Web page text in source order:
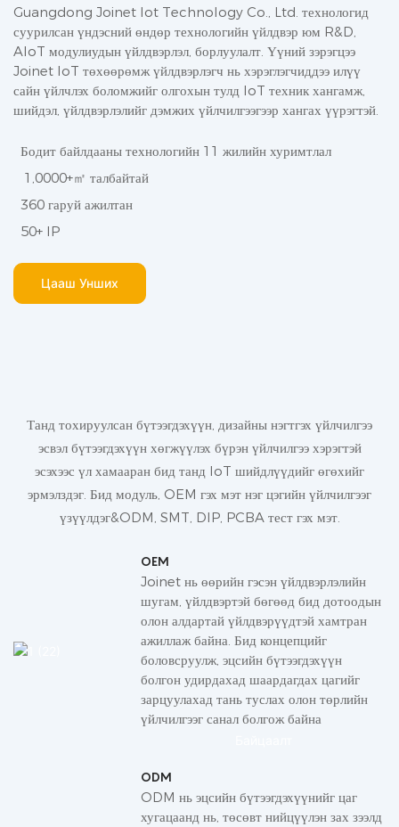
Guangdong Joinet Iot Technology Co., Ltd. технологид
суурилсан үндэсний өндөр технологийн үйлдвэр юм R&D,
AIoT модулиудын үйлдвэрлэл, борлуулалт. Үүний зэрэгцээ
Joinet IoT төхөөрөмж үйлдвэрлэгч нь хэрэглэгчиддээ илүү
сайн үйлчлэх боломжийг олгохын тулд IoT техник хангамж,
шийдэл, үйлдвэрлэлийг дэмжих үйлчилгээгээр хангах үүрэгтэй.
Бодит байлдааны технологийн 11 жилийн хуримтлал
1,0000+㎡ талбайтай
360 гаруй ажилтан
50+ IP
Цааш Унших
Танд тохируулсан бүтээгдэхүүн, дизайны нэгтгэх үйлчилгээ
эсвэл бүтээгдэхүүн хөгжүүлэх бүрэн үйлчилгээ хэрэгтэй
эсэхээс үл хамааран бид танд IoT шийдлүүдийг өгөхийг
эрмэлздэг. Бид модуль, OEM гэх мэт нэг цэгийн үйлчилгээг
үзүүлдэг&ODM, SMT, DIP, PCBA тест гэх мэт.
OEM
Joinet нь өөрийн гэсэн үйлдвэрлэлийн
шугам, үйлдвэртэй бөгөөд бид дотоодын
олон алдартай үйлдвэрүүдтэй хамтран
ажиллаж байна. Бид концепцийг
боловсруулж, эцсийн бүтээгдэхүүн
болгон удирдахад шаардагдах цагийг
зарцуулахад тань туслах олон төрлийн
үйлчилгээг санал болгож байна
ODM
ODM нь эцсийн бүтээгдэхүүнийг цаг
хугацаанд нь, төсөвт нийцүүлэн зах зээлд